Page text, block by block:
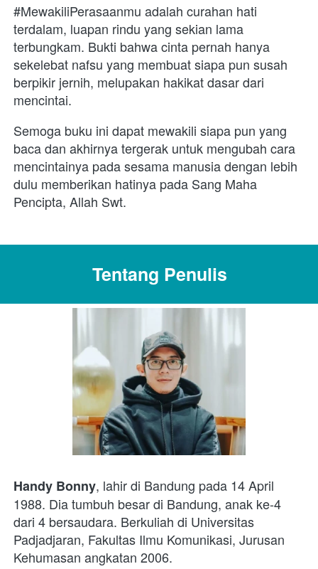
#MewakiliPerasaanmu adalah curahan hati
terdalam, luapan rindu yang sekian lama
terbungkam. Bukti bahwa cinta pernah hanya
sekelebat nafsu yang membuat siapa pun susah
berpikir jernih, melupakan hakikat dasar dari
mencintai.
Semoga buku ini dapat mewakili siapa pun yang
baca dan akhirnya tergerak untuk mengubah cara
mencintainya pada sesama manusia dengan lebih
dulu memberikan hatinya pada Sang Maha
Pencipta, Allah Swt.
Tentang Penulis
Handy Bonny, lahir di Bandung pada 14 April
1988. Dia tumbuh besar di Bandung, anak ke-4
dari 4 bersaudara. Berkuliah di Universitas
Padjadjaran, Fakultas Ilmu Komunikasi, Jurusan
Kehumasan angkatan 2006.